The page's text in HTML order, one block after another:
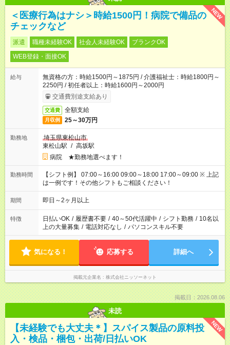
NEW
＜医療行為はナシ＞時給1500円！病院で備品の
チェックなど
派遣 職種未経験OK 社会人未経験OK
ブランクOK
WEB登録・面接OK
給与
無資格の方：時給1500円～1875円 / 介護福祉士：時給1800円～
2250円 / 初任者以上：時給1600円～2000円
交通費別途支給あり
交通費 全額支給
月収例 25～30万円
勤務地
埼玉県東松山市
東松山駅 / 高坂駅
病院 ★勤務地選べます！
勤務時間
【シフト例】 07:00～16:00 09:00～18:00 17:00～09:00 ※ 上記
は一例です！その他シフトもご相談ください！
期間 即日～2ヶ月以上
特徴 日払いOK / 履歴書不要 / 40～50代活躍中 / シフト勤務 / 10名以
上の大量募集 / 電話対応なし / パソコンスキル不要
気になる！ 応募する 詳細へ
掲載元企業名 株式会社ニッソーネット
掲載日：2026.08.06
未読
NEW
【未経験でも大丈夫＊】スパイス製品の原料投
入・検品・梱包・出荷/日払いOK